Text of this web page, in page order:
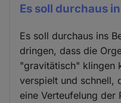
Es soll durchaus
Es soll durchaus ins
dringen, dass die
"gravitätisch" klingen
verspielt und schnell,
eine Verteufelung der